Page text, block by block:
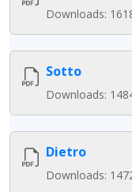
Downloads:
Sotto
Downloads:
Dietro
Downloads: